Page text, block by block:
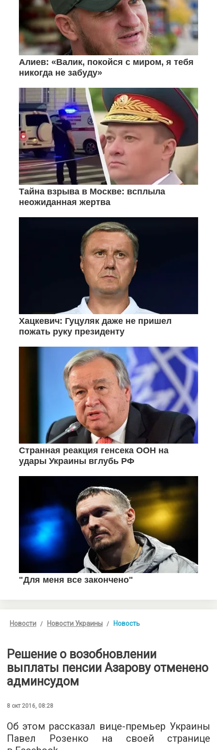
Новости Новости Украины Новость
Решение о возобновлении
выплаты пенсии Азарову отменено
админсудом
8 окт 2016, 08:28
Об этом рассказал вице-премьер Украины
Павел Розенко на своей странице